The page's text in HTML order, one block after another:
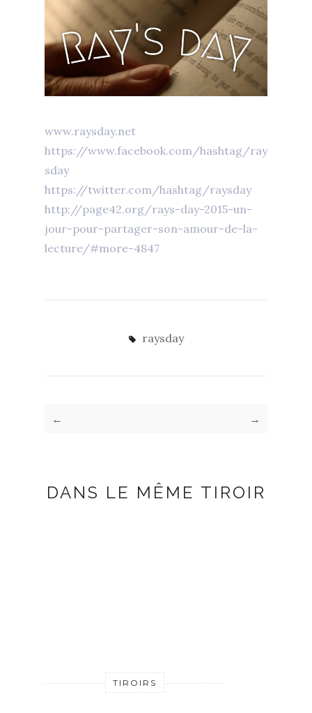
www.raysday.net
https://www.facebook.com/hashtag/ray
sday
https://twitter.com/hashtag/raysday
http://page42.org/rays-day-2015-un-
jour-pour-partager-son-amour-de-la-
lecture/#more-4847
raysday
← →
DANS LE MÊME TIROIR
TIROIRS